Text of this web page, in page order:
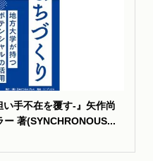
い手不在を覆す-』矢作尚
著(SYNCHRONOUS...